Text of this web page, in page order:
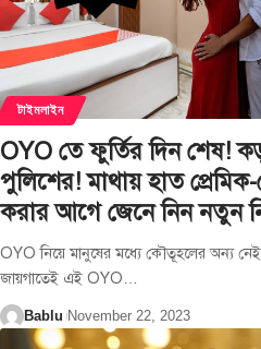
টাইমলাইন
OYO তে ফুর্তির দিন শেষ!
পুলিশের! মাথায় হাত প্রেমিক-
করার আগে জেনে নিন নতুন
OYO নিয়ে মানুষের মধ্যে কৌতূহলের অন্য
জায়গাতেই এই OYO…
Bablu November 22, 2023